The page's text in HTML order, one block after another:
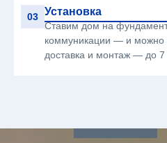
03 Установка
Ставим дом на
коммуникации — и можно
доставка и монтаж — до 7